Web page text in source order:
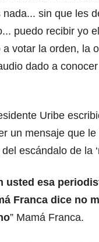
sin que les
puedo recibir yo
votar la orden, la
dado a
Uribe
un mensaje que le
escándalo de la
usted esa
Franca dice no
” Mamá Franca.